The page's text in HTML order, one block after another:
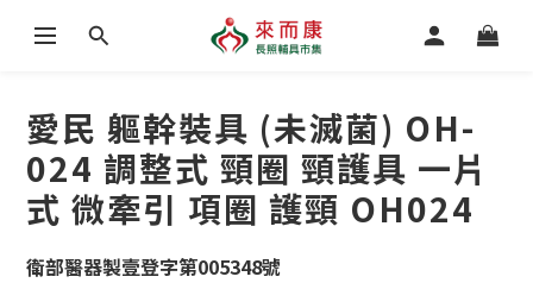
愛民 軀幹裝具 (未滅菌) OH-
024 調整式 頸圈 頸護具 一片
式 微牽引 項圈 護頸 OH024
衛部醫器製壹登字第005348號